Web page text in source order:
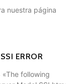
nuestra página
ERROR
following